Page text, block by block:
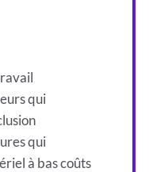
qui
qui
à bas coûts